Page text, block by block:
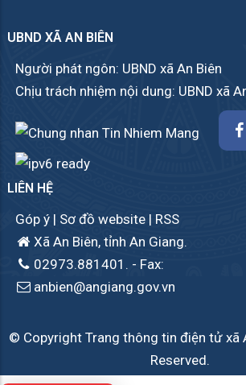
UBND XÃ AN BIÊN
Người phát ngôn: UBND xã An Biên
Chịu trách nhiệm nội dung: UBND xã
LIÊN HỆ
Góp ý | Sơ đồ website | RSS
Xã An Biên, tỉnh An Giang.
02973.881401. - Fax:
anbien@angiang.gov.vn
© Copyright Trang thông tin điện tử xã
Reserved.